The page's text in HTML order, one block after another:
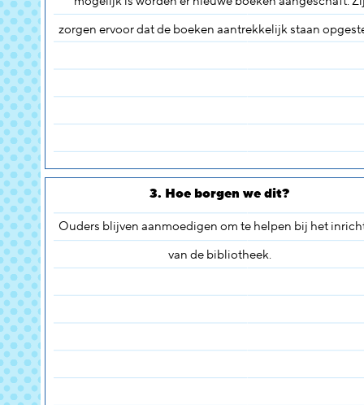
zorgen ervoor dat de boeken aantrekkelijk staan
3. Hoe borgen we dit?
Ouders blijven aanmoedigen om te helpen bij het
van de bibliotheek.